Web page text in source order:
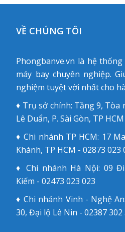
VỀ CHÚNG TÔI
Phongbanve.vn là hệ
máy bay chuyên nghiệp.
nghiệm tuyệt vời nhất cho
♦ Trụ sở chính: Tầng 9, Tòa
Lê Duẩn, P. Sài Gòn, TP HCM
♦ Chi nhánh TP HCM: 17
Khánh, TP HCM - 02873 023
♦ Chi nhánh Hà Nội: 09
Kiếm - 02473 023 023
♦ Chi nhánh Vinh - Nghệ
30, Đại lộ Lê Nin - 02387 302